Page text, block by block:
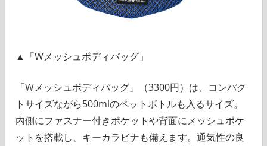
▲「Wメッシュボディバッグ」
「Wメッシュボディバッグ」（3300円）は、コンパク
トサイズながら500mlのペットボトルも入るサイズ。
内側にファスナー付きポケットや背面にメッシュポケ
ットを搭載し、キーカラビナも備えます。通気性の良